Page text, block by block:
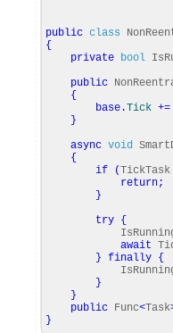
public class
{
private bool
public
{
base .Tick +=
}
async void
{
if
(TickTask
return;
}
try {
await
} finally {
}
}
public Func<Task
}